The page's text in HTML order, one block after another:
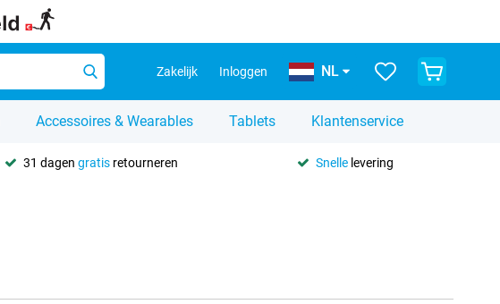
Zakelijk Inloggen NL
Accessoires & Wearables Tablets Klantenservice
31 dagen gratisretourneren Snellelevering